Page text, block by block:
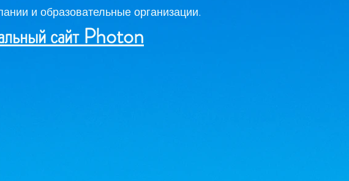
и образовательные организации.
сайт Photon